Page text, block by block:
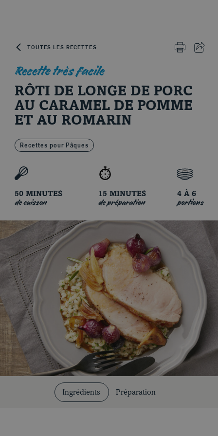
Le porc d'ici
Coupes et cuissons
Nos recettes
TOUTES LES RECETTES IMPRIMER
Recette très facile
RÔTI DE LONGE DE PORC
AU CARAMEL DE POMME
ET AU ROMARIN
Recettes pour Pâques
50 MINUTES
de cuisson
15 MINUTES
de préparation
4 À 6
portions
Ingrédients Préparation